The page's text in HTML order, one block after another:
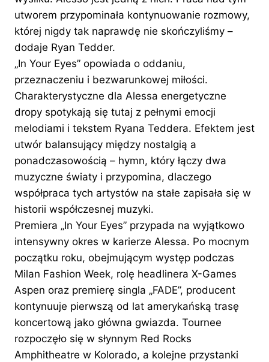
utworem przypominała kontynuowanie rozmowy,
której nigdy tak naprawdę nie skończyliśmy –
dodaje Ryan Tedder.
„In Your Eyes” opowiada o oddaniu,
przeznaczeniu i bezwarunkowej miłości.
Charakterystyczne dla Alessa energetyczne
dropy spotykają się tutaj z pełnymi emocji
melodiami i tekstem Ryana Teddera. Efektem jest
utwór balansujący między nostalgią a
ponadczasowością – hymn, który łączy dwa
muzyczne światy i przypomina, dlaczego
współpraca tych artystów na stałe zapisała się w
historii współczesnej muzyki.
Premiera „In Your Eyes” przypada na wyjątkowo
intensywny okres w karierze Alessa. Po mocnym
początku roku, obejmującym występ podczas
Milan Fashion Week, rolę headlinera X-Games
Aspen oraz premierę singla „FADE”, producent
kontynuuje pierwszą od lat amerykańską trasę
koncertową jako główna gwiazda. Tournee
rozpoczęło się w słynnym Red Rocks
Amphitheatre w Kolorado, a kolejne przystanki